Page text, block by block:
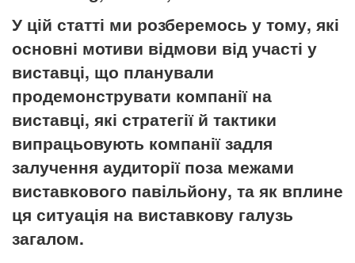
У цій статті ми розберемось у тому, які
основні мотиви відмови від участі у
виставці, що планували
продемонструвати компанії на
виставці, які стратегії й тактики
випрацьовують компанії задля
залучення аудиторії поза межами
виставкового павільйону, та як вплине
ця ситуація на виставкову галузь
загалом.